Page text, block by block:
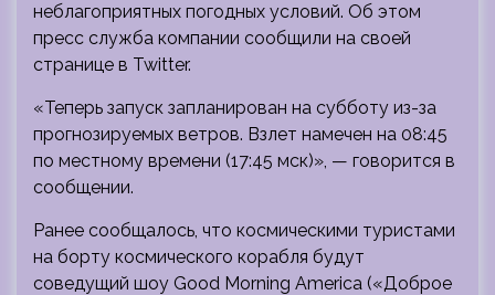
неблагоприятных погодных условий. Об этом
пресс служба компании сообщили на своей
странице в Twitter.
«Теперь запуск запланирован на субботу из-за
прогнозируемых ветров. Взлет намечен на 08:45
по местному времени (17:45 мск)», — говорится в
сообщении.
Ранее сообщалось, что космическими туристами
на борту космического корабля будут
соведущий шоу Good Morning America («Доброе